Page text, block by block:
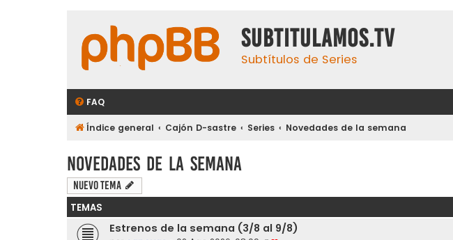
subtitulamos.tv
Subtítulos de Series
FAQ
Índice general Cajón D-sastre Series Novedades de la semana
Novedades de la semana
Nuevo Tema
TEMAS
Estrenos de la semana (3/8 al 9/8)